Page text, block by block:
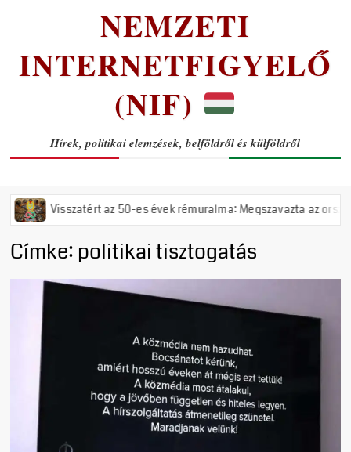
NEMZETI
INTERNETFIGYELŐ
(NIF)
Hírek, politikai elemzések, belföldről és külföldről
Visszatért az 50-es évek rémuralma: Megszavazta az
Címke: politikai tisztogatás